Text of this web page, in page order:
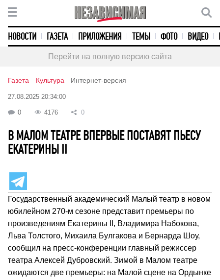
НОВОСТИ ГАЗЕТА ПРИЛОЖЕНИЯ ТЕМЫ ФОТО ВИДЕО
Перейти на полную версию сайта
Газета Культура Интернет-версия
27.08.2025 20:34:00
0 4176 0
В МАЛОМ ТЕАТРЕ ВПЕРВЫЕ ПОСТАВЯТ ПЬЕСУ
ЕКАТЕРИНЫ II
Государственный академический Малый театр в новом
юбилейном 270-м сезоне представит премьеры по
произведениям Екатерины II, Владимира Набокова,
Льва Толстого, Михаила Булгакова и Бернарда Шоу,
сообщил на пресс-конференции главный режиссер
театра Алексей Дубровский. Зимой в Малом театре
ожидаются две премьеры: на Малой сцене на Ордынке